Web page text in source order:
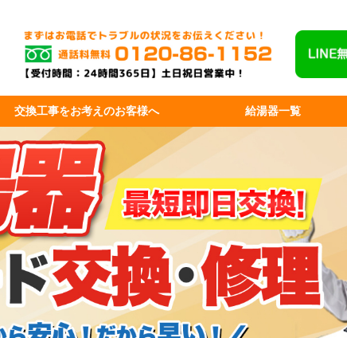
交換工事をお考えのお客様へ 給湯器一覧